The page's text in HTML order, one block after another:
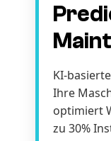
KI-
Ihre
optimiert
zu 30%